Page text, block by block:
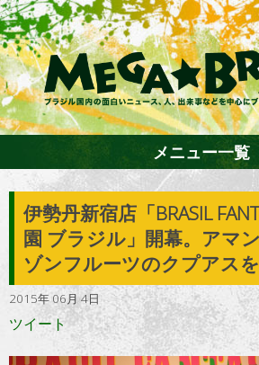
ホーム
ファション
エンターテイメ
メニュー一覧
伊勢丹新宿店「BRASIL
園 ブラジル」開幕。アマ
ゾンフルーツのクプアス
2015年 06月 4日
ツイート